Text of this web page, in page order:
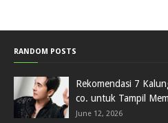
RANDOM POSTS
Rekomendasi 7
co. untuk Tampil
June 12, 2026